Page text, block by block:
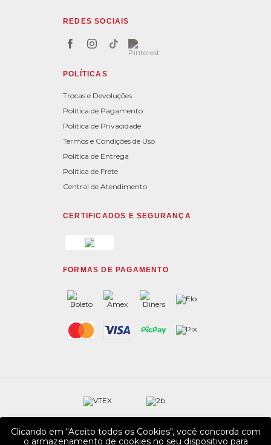
REDES SOCIAIS
POLÍTICAS
Trocas e Devoluções
Política de Pagamento
Política de Privacidade
Termos e Condições de Uso
Política de Entrega
Política de Frete
Central de Atendimento
CERTIFICADOS E SEGURANÇA
FORMAS DE PAGAMENTO
Clicando em "Aceito todos os Cookies", você concorda com
o armazenamento de cookies no seu dispositivo para